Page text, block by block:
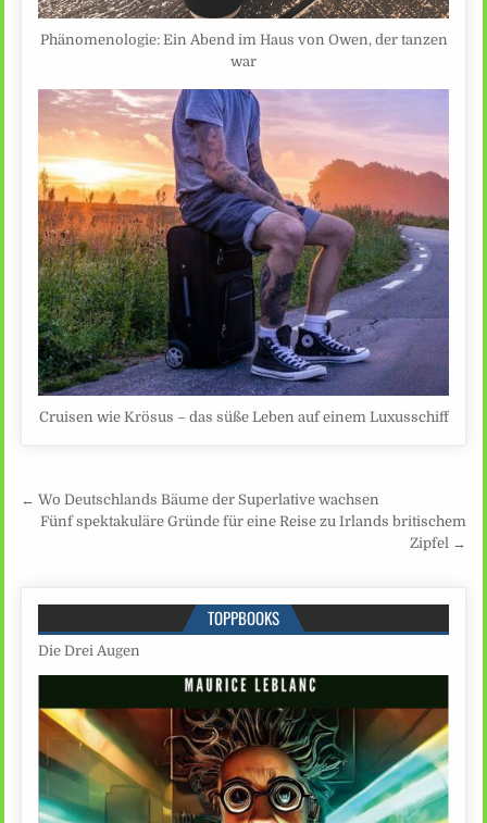
Phänomenologie: Ein Abend im Haus von Owen, der tanzen
war
Cruisen wie Krösus – das süße Leben auf einem Luxusschiff
Beitragsnavigation
← Wo Deutschlands Bäume der Superlative wachsen
Fünf spektakuläre Gründe für eine Reise zu Irlands britischem
Zipfel →
TOPPBOOKS
Die Drei Augen